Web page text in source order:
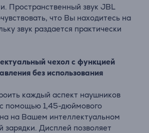
Пространственный звук JBL
что Вы находитесь на
звук раздается практически
чехол с функцией
без использования
каждый аспект наушников
помощью 1,45-дюймового
на Вашем интеллектуальном
зарядки. Дисплей позволяет